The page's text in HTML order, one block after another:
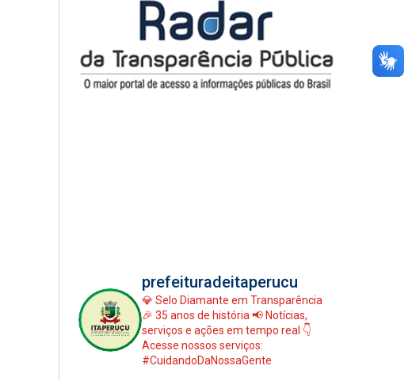
prefeituradeitaperucu
💎 Selo Diamante em Transparência
🎉 35 anos de história 📢 Notícias,
serviços e ações em tempo real 👇
Acesse nossos serviços:
#CuidandoDaNossaGente